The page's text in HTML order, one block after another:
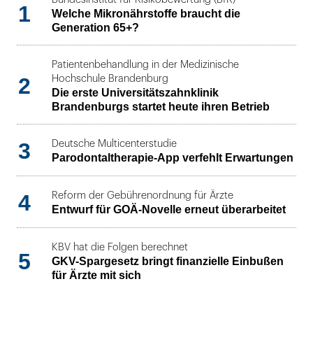
1
Welche Mikronährstoffe braucht die
Generation 65+?
2
Patientenbehandlung in der Medizinische
Hochschule Brandenburg
Die erste Universitätszahnklinik
Brandenburgs startet heute ihren Betrieb
3 Deutsche Multicenterstudie
Parodontaltherapie-App verfehlt Erwartungen
4 Reform der Gebührenordnung für Ärzte
Entwurf für GOÄ-Novelle erneut überarbeitet
5
KBV hat die Folgen berechnet
GKV-Spargesetz bringt finanzielle Einbußen
für Ärzte mit sich